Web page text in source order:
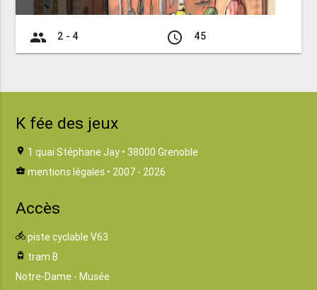
group 2 - 4 access_time 45
K fée des jeux
location_on 1 quai Stéphane Jay • 38000 Grenoble
business_center mentions légales • 2007 - 2026
Accès
directions_bike piste cyclable V63
tram tram B
Notre-Dame - Musée